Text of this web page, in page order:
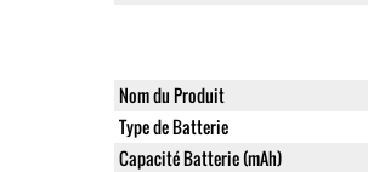
Nom du Produit
Type de Batterie
Capacité Batterie (mAh)